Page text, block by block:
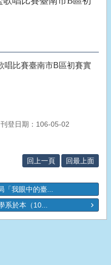
唱比賽臺南市B區初賽實
刊登日期：106-05-02
回上一頁 回最上面
「我眼中的臺...
系於本（10...